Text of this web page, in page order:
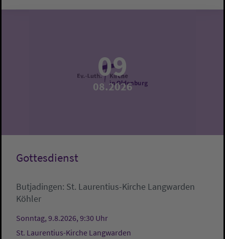
09
08.2026
Gottesdienst
Butjadingen: St. Laurentius-Kirche Langwarden
Köhler
Sonntag, 9.8.2026, 9:30 Uhr
St. Laurentius-Kirche Langwarden